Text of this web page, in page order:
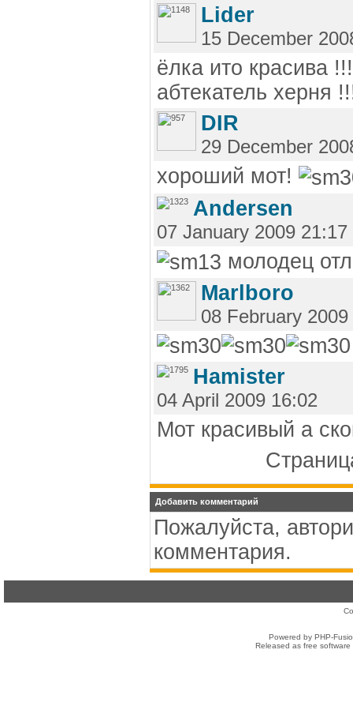
Lider
15 December
ёлка ито красива
абтекатель херня
DIR
29 December
хороший мот!
Andersen
07 January 2009 21:17
молодец
Marlboro
08 February
Hamister
04 April 2009 16:02
Мот красивый а
Добавить комментарий
Пожалуйста,
комментария.
Powered by PHP-
Released as free